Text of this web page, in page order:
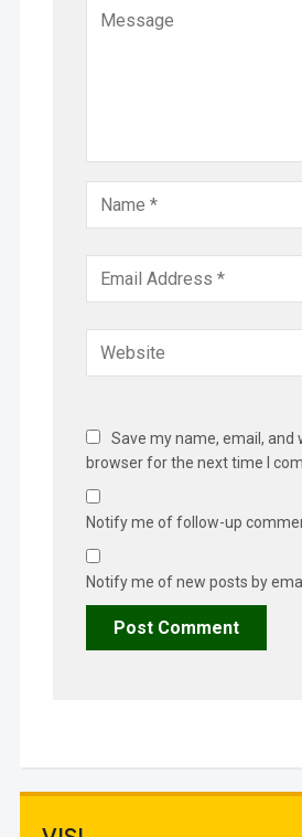
Save my name, email, and
browser for the next time I
Notify me of follow-up
Notify me of new posts by